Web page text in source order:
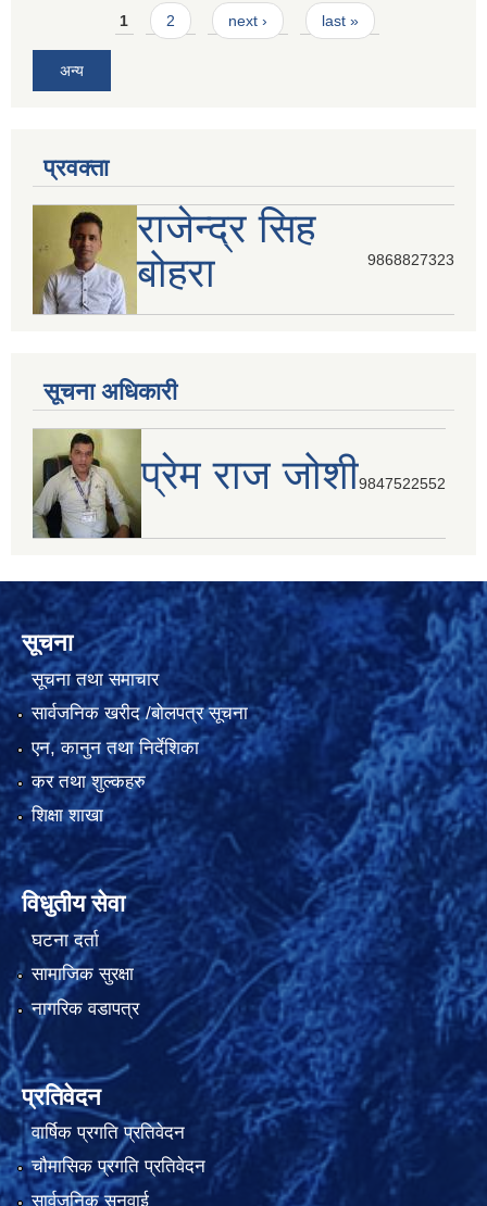
Pages1 2 next › last »
अन्य
प्रवक्ता
राजेन्द्र सिह
बोहरा
9868827323
सूचना अधिकारी
प्रेम राज जोशी9847522552
सूचना
सूचना तथा समाचार
सार्वजनिक खरीद /बोलपत्र सूचना
एन, कानुन तथा निर्देशिका
कर तथा शुल्कहरु
शिक्षा शाखा
विधुतीय सेवा
घटना दर्ता
सामाजिक सुरक्षा
नागरिक वडापत्र
प्रतिवेदन
वार्षिक प्रगति प्रतिवेदन
चौमासिक प्रगति प्रतिवेदन
सार्वजनिक सुनुवाई